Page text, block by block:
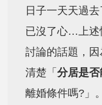
日子一天天過
已沒了心…上述
討論的話題，
清楚「分居是
離婚條件嗎?」